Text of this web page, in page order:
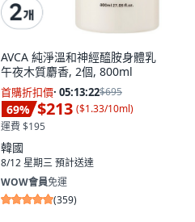
AVCA 純淨溫和神經醯胺身體乳
午夜木質麝香, 2個, 800ml
首購折扣價· 05:13:21$695
69% $213 ($1.33/10ml)
運費 $195
韓國
8/12 星期三預計送達
WOW會員免運
(359)